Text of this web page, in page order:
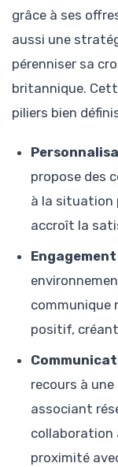
grâce à ses
aussi une
pérenniser sa
britannique.
piliers bien
propose des
à la situation
accroît la
communique
positif,
recours à
associant
collaboration
proximité